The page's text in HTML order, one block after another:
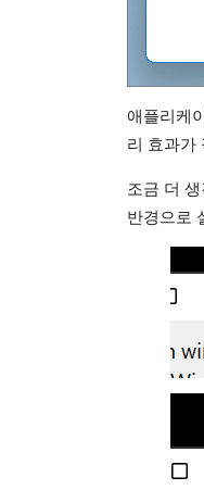
애플리케
리 효과가
조금 더
반경으로